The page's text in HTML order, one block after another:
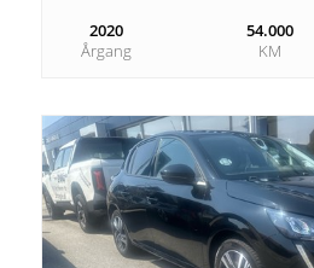
2020
Årgang
54.000
KM